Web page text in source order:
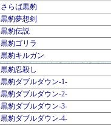
さらば黒豹
黒豹夢想剣
黒豹伝説
黒豹ゴリラ
黒豹キルガン
黒豹忍殺し
黒豹ダブルダウン-1-
黒豹ダブルダウン-2-
黒豹ダブルダウン-3-
黒豹ダブルダウン-4-